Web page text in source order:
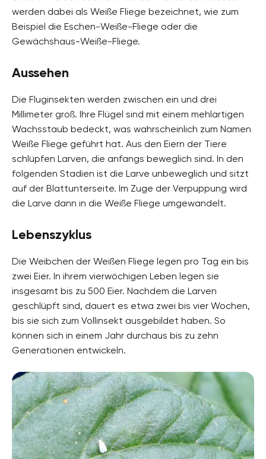
werden dabei als Weiße Fliege bezeichnet, wie zum
Beispiel die Eschen-Weiße-Fliege oder die
Gewächshaus-Weiße-Fliege.
Aussehen
Die Fluginsekten werden zwischen ein und drei
Millimeter groß. Ihre Flügel sind mit einem mehlartigen
Wachsstaub bedeckt, was wahrscheinlich zum Namen
Weiße Fliege geführt hat. Aus den Eiern der Tiere
schlüpfen Larven, die anfangs beweglich sind. In den
folgenden Stadien ist die Larve unbeweglich und sitzt
auf der Blattunterseite. Im Zuge der Verpuppung wird
die Larve dann in die Weiße Fliege umgewandelt.
Lebenszyklus
Die Weibchen der Weißen Fliege legen pro Tag ein bis
zwei Eier. In ihrem vierwöchigen Leben legen sie
insgesamt bis zu 500 Eier. Nachdem die Larven
geschlüpft sind, dauert es etwa zwei bis vier Wochen,
bis sie sich zum Vollinsekt ausgebildet haben. So
können sich in einem Jahr durchaus bis zu zehn
Generationen entwickeln.